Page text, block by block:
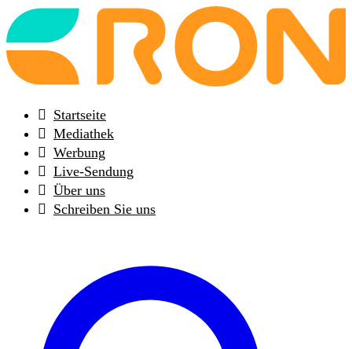
Back
to
frontpage
Startseite
Mediathek
Werbung
Live-Sendung
Über uns
Schreiben Sie uns